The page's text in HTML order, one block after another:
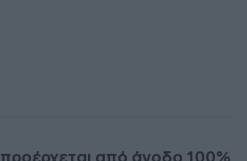
προέρχεται από άνοδο 100%